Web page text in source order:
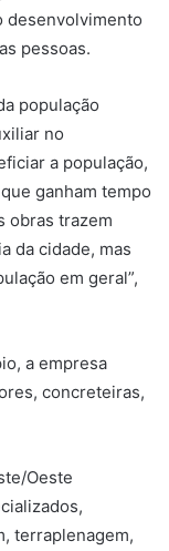
desenvolvimento
pessoas.
população
no
a população,
ganham tempo
obras trazem
da cidade, mas
em geral”,
a empresa
concreteiras,
Oeste
terraplenagem,